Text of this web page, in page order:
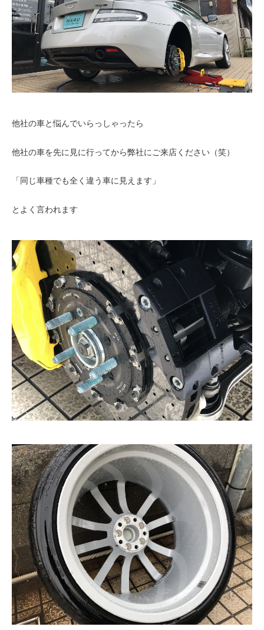
他社の車と悩んでいらっしゃったら
他社の車を先に見に行ってから弊社にご来店ください（笑）
「同じ車種でも全く違う車に見えます」
とよく言われます